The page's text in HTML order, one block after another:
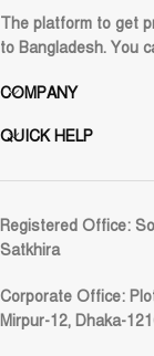
The platform to get
to Bangladesh. You
COMPANY
QUICK HELP
Registered Office:
Satkhira
Corporate Office:
Mirpur-12, Dhaka-